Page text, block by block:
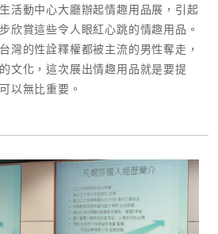
活動中心大廳辦起情趣用品展，引起
欣賞這些令人眼紅心跳的情趣用品。
灣的性詮釋權都被主流的男性奪走，
文化，這次展出情趣用品就是要提
以無比重要。